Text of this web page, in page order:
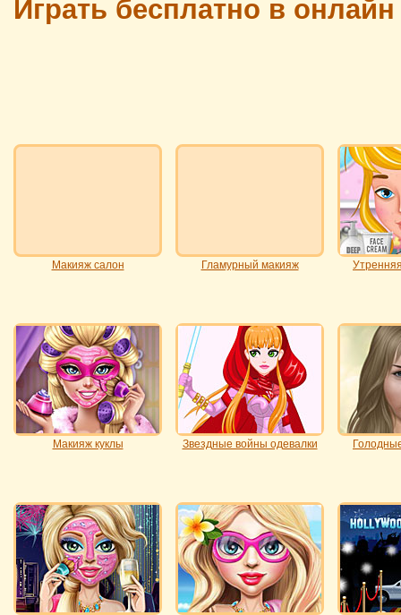
Играть бесплатно в
Макияж салон Гламурный макияж
Макияж куклы Звездные войны одевалки